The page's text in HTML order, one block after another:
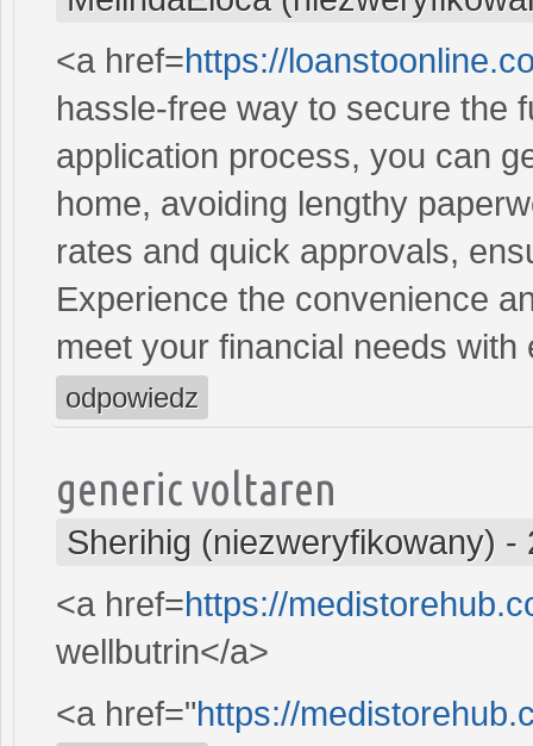
<a href=https://
hassle-free way to secure the
application process, you can
home, avoiding lengthy
rates and quick approvals,
Experience the convenience
meet your financial needs with
odpowiedz
generic voltaren
Sherihig (niezweryfikowany) -
<a href=https://
wellbutrin</a>
<a href="https://